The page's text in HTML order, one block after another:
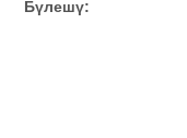
Бүлешү: